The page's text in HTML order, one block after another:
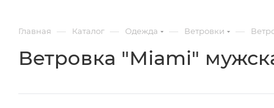
Главная — Каталог — Одежда — Ветровки —
Ветровка "Miami"